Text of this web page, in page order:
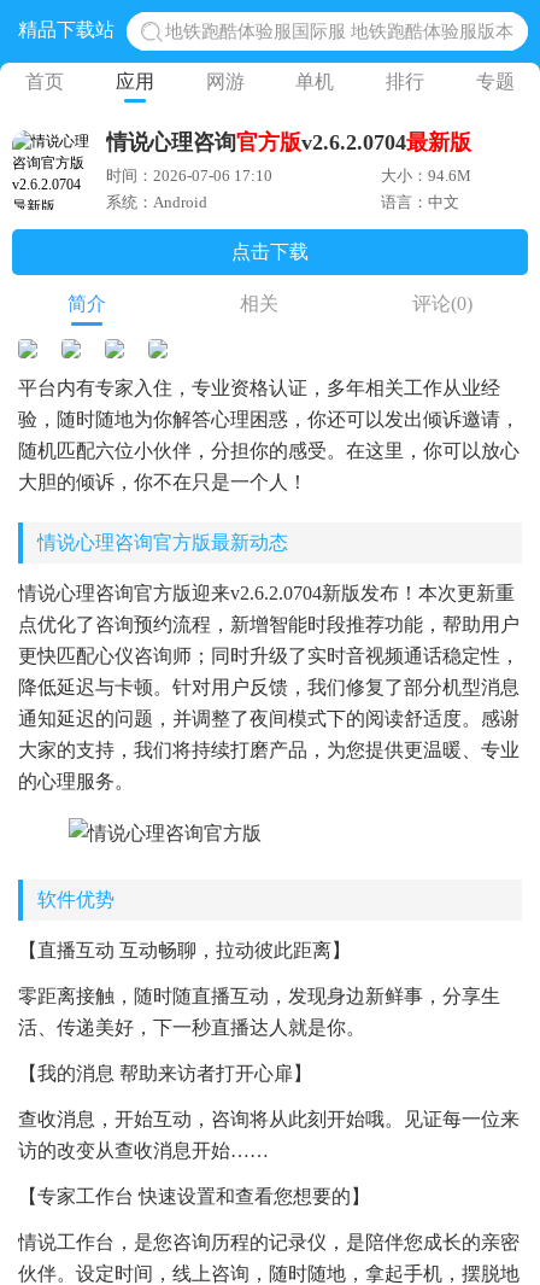
精品下载站
地铁跑酷体验服国际服 地铁跑酷体验服版本
网易光遇手游正版 点亮星空共庆周年
蛋仔派对下载 蛋仔派对体验服
奥特曼王者传奇 正版奥特曼游戏
首页 应用 网游 单机 排行 专题
情说心理咨询官方版v2.6.2.0704最新版
时间：2026-07-06 17:10
大小：94.6M
系统：Android
语言：中文
点击下载
简介 相关 评论(0)
平台内有专家入住，专业资格认证，多年相关工作从业经
验，随时随地为你解答心理困惑，你还可以发出倾诉邀请，
随机匹配六位小伙伴，分担你的感受。在这里，你可以放心
大胆的倾诉，你不在只是一个人！
情说心理咨询官方版最新动态
情说心理咨询官方版迎来v2.6.2.0704新版发布！本次更新重
点优化了咨询预约流程，新增智能时段推荐功能，帮助用户
更快匹配心仪咨询师；同时升级了实时音视频通话稳定性，
降低延迟与卡顿。针对用户反馈，我们修复了部分机型消息
通知延迟的问题，并调整了夜间模式下的阅读舒适度。感谢
大家的支持，我们将持续打磨产品，为您提供更温暖、专业
的心理服务。
软件优势
【直播互动 互动畅聊，拉动彼此距离】
零距离接触，随时随直播互动，发现身边新鲜事，分享生
活、传递美好，下一秒直播达人就是你。
【我的消息 帮助来访者打开心扉】
查收消息，开始互动，咨询将从此刻开始哦。见证每一位来
访的改变从查收消息开始……
【专家工作台 快速设置和查看您想要的】
情说工作台，是您咨询历程的记录仪，是陪伴您成长的亲密
伙伴。设定时间，线上咨询，随时随地，拿起手机，摆脱地